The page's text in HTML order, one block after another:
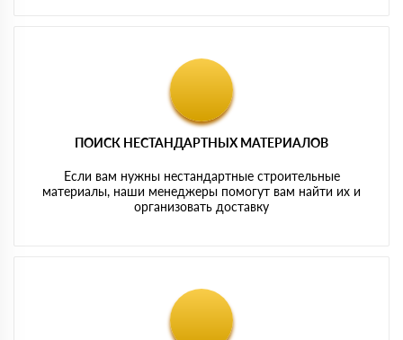
ПОИСК НЕСТАНДАРТНЫХ МАТЕРИАЛОВ
Если вам нужны нестандартные строительные
материалы, наши менеджеры помогут вам найти их и
организовать доставку